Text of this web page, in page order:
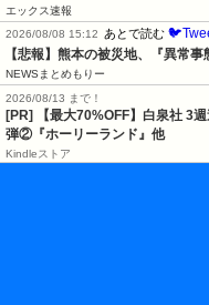
エックス速報
2026/08/08 15:12
あとで読む
【悲報】熊本の被災地、『異常
NEWSまとめもりー
2026/08/13 まで！
[PR]
【最大70%OFF】白泉社 3
弾②『ホーリーランド』他
Kindleストア